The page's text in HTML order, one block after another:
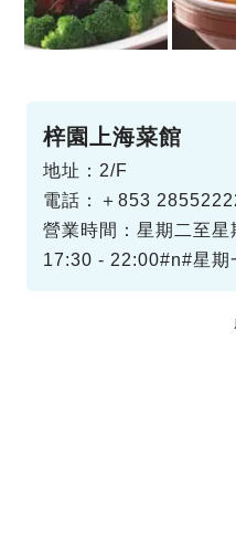
梓園上海菜館
地址：2/F
電話：＋853
營業時間：星期二至
17:30 - 22:00#n#星期